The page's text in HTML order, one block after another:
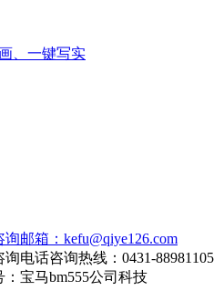
、一键写实
询邮箱：kefu@qiye126.com
咨询热线：0431-88981105
：宝马bm555公司科技